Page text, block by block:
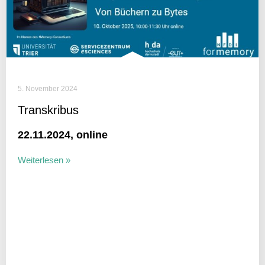
5. November 2024
Tran­skribus
22.11.2024, online
Weiterlesen »